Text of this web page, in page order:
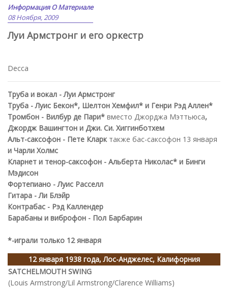
Информация О Материале
08 Ноября, 2009
Луи Армстронг и его оркестр
Decca
Труба и вокал - Луи Армстронг
Труба - Луис Бекон*, Шелтон Хемфил* и Генри Рэд Аллен*
Тромбон - Вилбур де Пари* вместо Джорджа Мэттьюса,
Джордж Вашингтон и Джи. Си. Хиггинботхем
Альт-саксофон - Пете Кларк также бас-саксофон 13 января
и Чарли Холмс
Кларнет и тенор-саксофон - Альберта Николас* и Бинги
Мэдисон
Фортепиано - Луис Расселл
Гитара - Ли Блэйр
Контрабас - Рэд Каллендер
Барабаны и виброфон - Пол Барбарин
*-играли только 12 января
12 января 1938 года, Лос-Анджелес, Калифорния
SATCHELMOUTH SWING
(Louis Armstrong/Lil Armstrong/Clarence Williams)